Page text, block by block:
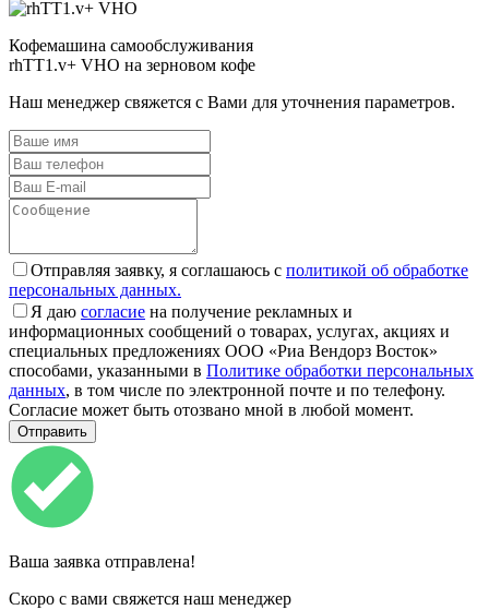
Кофемашина самообслуживания
rhTT1.v+ VHO на зерновом кофе
Наш менеджер свяжется с Вами для уточнения параметров.
Отправляя заявку, я соглашаюсь с политикой об обработке
персональных данных.
Я даю согласие на получение рекламных и
информационных сообщений о товарах, услугах, акциях и
специальных предложениях ООО «Риа Вендорз Восток»
способами, указанными в Политике обработки персональных
данных, в том числе по электронной почте и по телефону.
Согласие может быть отозвано мной в любой момент.
Ваша заявка отправлена!
Скоро с вами свяжется наш менеджер